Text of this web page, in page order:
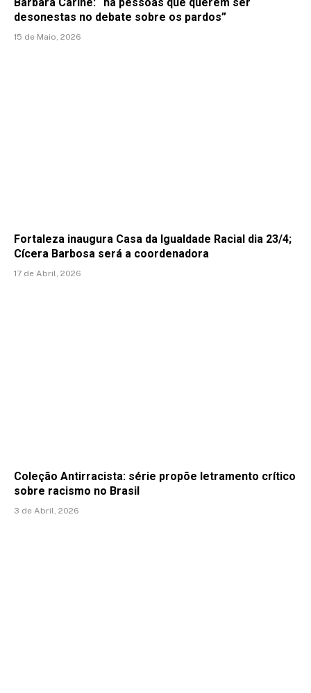
desonestas no debate sobre os pardos”
15 de Maio, 2026
Fortaleza inaugura Casa da Igualdade Racial dia 23/4;
Cícera Barbosa será a coordenadora
17 de Abril, 2026
Coleção Antirracista: série propõe letramento crítico
sobre racismo no Brasil
3 de Abril, 2026